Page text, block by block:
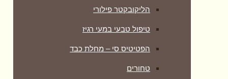
הליקובקטר פילורי
טיפול טבעי במעי רגיז
הפטיטיס סי – מחלת כבד
טחורים